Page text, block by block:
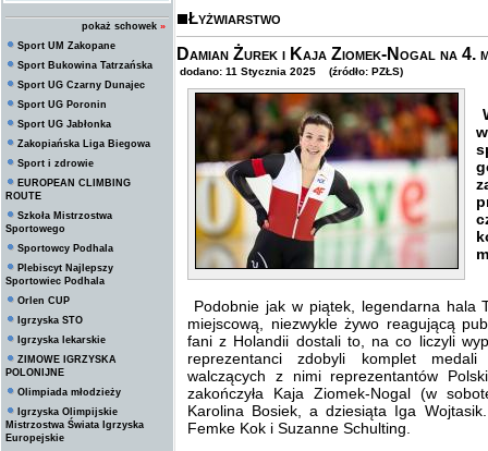
pokaż schowek »
Sport UM Zakopane
Sport Bukowina Tatrzańska
Sport UG Czarny Dunajec
Sport UG Poronin
Sport UG Jabłonka
Zakopiańska Liga Biegowa
Sport i zdrowie
EUROPEAN CLIMBING
ROUTE
Szkoła Mistrzostwa
Sportowego
Sportowcy Podhala
Plebiscyt Najlepszy
Sportowiec Podhala
Orlen CUP
Igrzyska STO
Igrzyska lekarskie
ZIMOWE IGRZYSKA
POLONIJNE
Olimpiada młodzieży
Igrzyska Olimpijskie
Mistrzostwa Świata Igrzyska
Europejskie
Łyżwiarstwo
Damian Żurek i Kaja Ziomek-Nogal na 4.
dodano: 11 Stycznia 2025 (źródło: PZŁS)
Podobnie jak w piątek, legendarna hala
miejscową, niezwykle żywo reagującą
fani z Holandii dostali to, na co liczyli
reprezentanci zdobyli komplet
walczących z nimi reprezentantów
zakończyła Kaja Ziomek-Nogal (w
Karolina Bosiek, a dziesiąta Iga
Femke Kok i Suzanne Schulting.